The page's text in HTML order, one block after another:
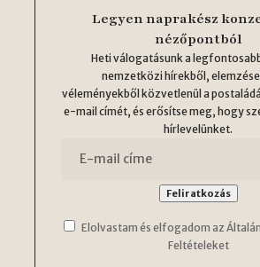
Legyen naprakész
nézőpontból
Heti válogatásunk a
nemzetközi hírekből,
véleményekből közvetlenül a
e-mail címét, és erősítse meg, hogy
hírlevelünket.
Elolvastam és elfogadom az
Feltételeket